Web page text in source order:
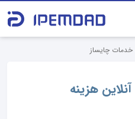
خدمات چایساز
هزینه